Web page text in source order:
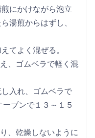
にかけながら泡立
湯煎からはずし、
てよく混ぜる。
、ゴムベラで軽く混
し入れ、ゴムベラで
ブンで１３～１５
、乾燥しないように